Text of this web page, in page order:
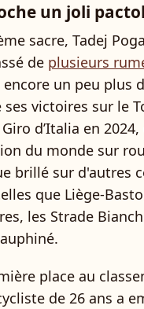
un joli
sacre, Tadej
de plusieurs
un peu plus
victoires sur le
d’Italia en
du monde sur
brillé sur d'autres
que
les Strade
place au
de 26 ans a